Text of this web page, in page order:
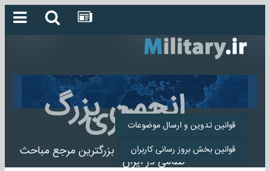
انجمن بزرگ
میلیتاری
انجمن میلیتاری بزرگترین مرجع مباحث
نظامی در ایران
قوانین تدوین و ارسال موضوعات
قوانین بخش بروز رسانی کاربران